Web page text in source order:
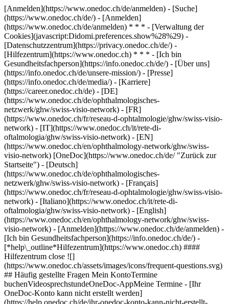
[Anmelden](https://www.onedoc.ch/de/anmelden) - [Suche]
(https://www.onedoc.ch/de/) - [Anmelden]
(https://www.onedoc.ch/de/anmelden) * * * - [Verwaltung der
Cookies](javascript:Didomi.preferences.show%28%29) -
[Datenschutzzentrum](https://privacy.onedoc.ch/de/) -
[Hilfezentrum](https://www.onedoc.ch) * * * - [Ich bin
Gesundheitsfachperson](https://info.onedoc.ch/de/) - [Über uns]
(https://info.onedoc.ch/de/unsere-mission/) - [Presse]
(https://info.onedoc.ch/de/media/) - [Karriere]
(https://career.onedoc.ch/de) - [DE]
(https://www.onedoc.ch/de/ophthalmologisches-
netzwerk/ghw/swiss-visio-network) - [FR]
(https://www.onedoc.ch/fr/reseau-d-ophtalmologie/ghw/swiss-visio-
network) - [IT](https://www.onedoc.ch/it/rete-di-
oftalmologia/ghw/swiss-visio-network) - [EN]
(https://www.onedoc.ch/en/ophthalmology-network/ghw/swiss-
visio-network) [OneDoc](https://www.onedoc.ch/de/ "Zurück zur
Startseite") - [Deutsch]
(https://www.onedoc.ch/de/ophthalmologisches-
netzwerk/ghw/swiss-visio-network) - [Français]
(https://www.onedoc.ch/fr/reseau-d-ophtalmologie/ghw/swiss-visio-
network) - [Italiano](https://www.onedoc.ch/it/rete-di-
oftalmologia/ghw/swiss-visio-network) - [English]
(https://www.onedoc.ch/en/ophthalmology-network/ghw/swiss-
visio-network) - [Anmelden](https://www.onedoc.ch/de/anmelden) -
[Ich bin Gesundheitsfachperson](https://info.onedoc.ch/de/) -
[*help\_outline*Hilfezentrum](https://www.onedoc.ch) ####
Hilfezentrum close ![]
(https://www.onedoc.ch/assets/images/icons/frequent-questions.svg)
## Häufig gestellte Fragen Mein KontoTermine
buchenVideosprechstundeOneDoc-AppMeine Termine - [Ihr
OneDoc-Konto kann nicht erstellt werden]
(https://help.onedoc.ch/de/ihr-onedoc-konto-kann-nicht-erstellt-